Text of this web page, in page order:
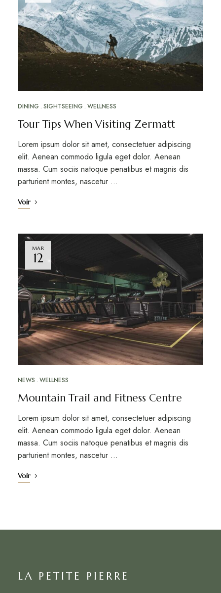
DINING SIGHTSEEING WELLNESS
Tour Tips When Visiting Zermatt
Lorem ipsum dolor sit amet, consectetuer adipiscing
elit. Aenean commodo ligula eget dolor. Aenean
massa. Cum sociis natoque penatibus et magnis dis
parturient montes, nascetur …
Voir
MAR
12
NEWS WELLNESS
Mountain Trail and Fitness Centre
Lorem ipsum dolor sit amet, consectetuer adipiscing
elit. Aenean commodo ligula eget dolor. Aenean
massa. Cum sociis natoque penatibus et magnis dis
parturient montes, nascetur …
Voir
LA PETITE PIERRE